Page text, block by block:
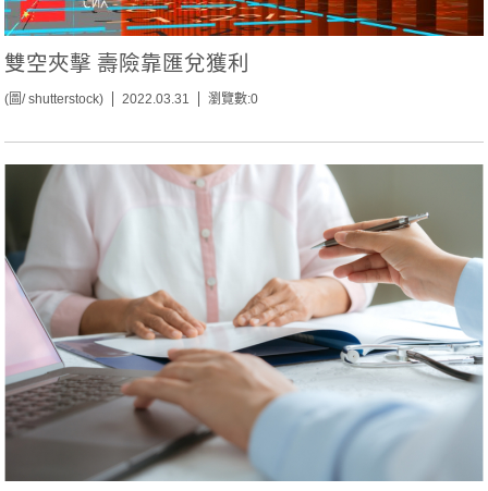
雙空夾擊 壽險靠匯兌獲利
(圖/ shutterstock) 2022.03.31 瀏覽數:0